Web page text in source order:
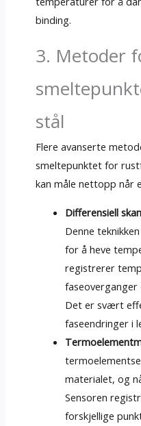
binding.
3. Metoder
stål
Flere avanserte
smeltepunktet for
kan måle nettopp når
Differensiell
Denne
for å heve
registrerer
Det er svært
faseendringer i
materialet, og
Sensoren
forskjellige